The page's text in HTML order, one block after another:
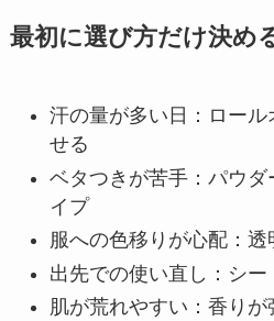
最初に選び方だけ決め
汗の量が多い日：ロール
せる
ベタつきが苦手：パウダ
イプ
服への色移りが心配：
出先での使い直し：シー
肌が荒れやすい：香り